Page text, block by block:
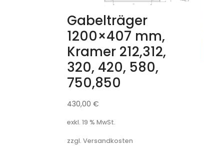
Gabelträger
1200×407 mm,
Kramer 212,312,
320, 420, 580,
750,850
430,00€
exkl. 19 % MwSt.
zzgl. Versandkosten